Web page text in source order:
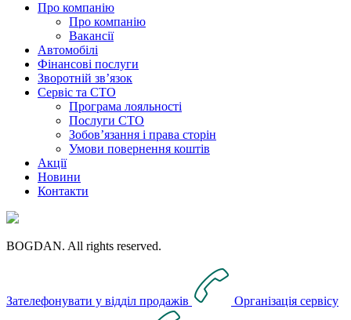
Про компанію
Про компанію
Вакансії
Автомобілі
Фінансові послуги
Зворотній зв’язок
Cервіс та СТО
Програма лояльності
Послуги СТО
Зобов’язання і права сторін
Умови повернення коштів
Акції
Новини
Контакти
BOGDAN. All rights reserved.
Зателефонувати у відділ продажів Організація сервісу